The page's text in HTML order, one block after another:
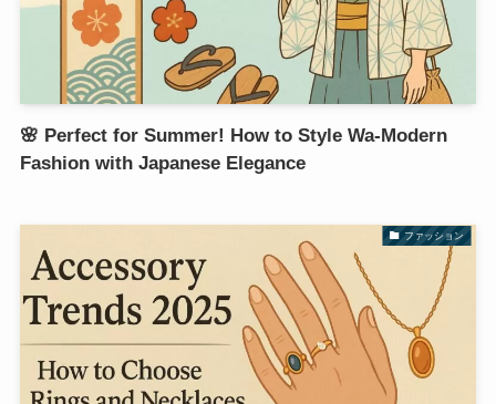
🌸 Perfect for Summer! How to Style Wa-Modern
Fashion with Japanese Elegance
ファッション